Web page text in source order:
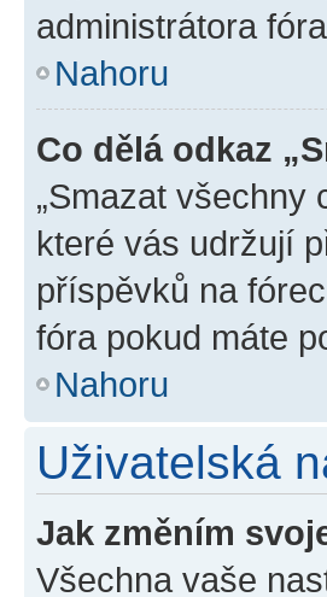
administrátora
Nahoru
Co dělá odkaz
„Smazat všechny
které vás udržují
příspěvků na
fóra pokud máte
Nahoru
Uživatelská
Jak změním
Všechna vaše